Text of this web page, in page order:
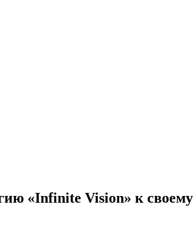
«Infinite Vision» к